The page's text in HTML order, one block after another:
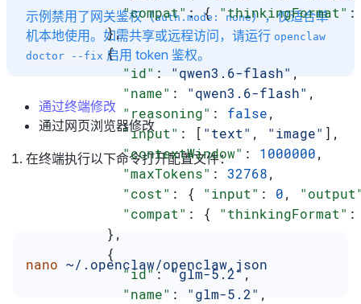
            "compat"
: { "thinkingFormat"
          },
          {
            "id"
: "qwen3.6-flash" ,
            "name"
: "qwen3.6-flash" ,
            "reasoning"
: false,
            "input"
: [ "text" , "image" ],
            "contextWindow"
: 1000000,
            "maxTokens"
: 32768,
            "cost"
: { "input" : 0,
            "compat"
: { "thinkingFormat"
          },
          {
            "id"
: "glm-5.2",
            "name"
: "glm-5.2" ,
示例禁用了网关鉴权（auth.mode: none），仅适合单
机本地使用。如需共享或远程访问，请运行 openclaw
doctor --fix 启用 token 鉴权。
通过终端修改
通过网页浏览器修改
在终端执行以下命令打开配置文件：
nano ~/.openclaw/openclaw.json